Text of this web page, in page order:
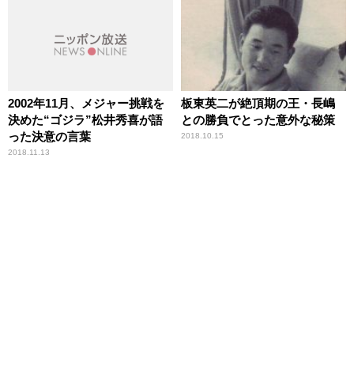
2002年11月、メジャー挑戦を
決めた“ゴジラ”松井秀喜が語
った決意の言葉
2018.11.13
板東英二が絶頂期の王・長嶋
との勝負でとった意外な秘策
2018.10.15